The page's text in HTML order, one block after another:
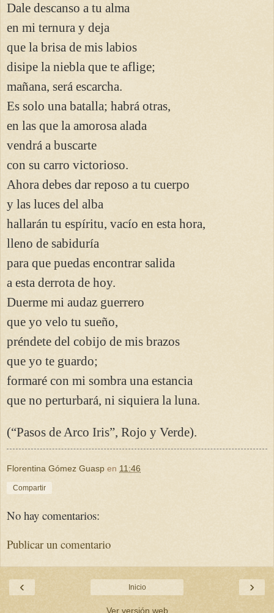
Dale descanso a tu alma
en mi ternura y deja
que la brisa de mis labios
disipe la niebla que te aflige;
mañana, será escarcha.
Es solo una batalla; habrá otras,
en las que la amorosa alada
vendrá a buscarte
con su carro victorioso.
Ahora debes dar reposo a tu cuerpo
y las luces del alba
hallarán tu espíritu, vacío en esta hora,
lleno de sabiduría
para que puedas encontrar salida
a esta derrota de hoy.
Duerme mi audaz guerrero
que yo velo tu sueño,
préndete del cobijo de mis brazos
que yo te guardo;
formaré con mi sombra una estancia
que no perturbará, ni siquiera la luna.
(“Pasos de Arco Iris”, Rojo y Verde).
Florentina Gómez Guasp en 11:46
Compartir
No hay comentarios:
Publicar un comentario
‹ ›
Inicio
Ver versión web